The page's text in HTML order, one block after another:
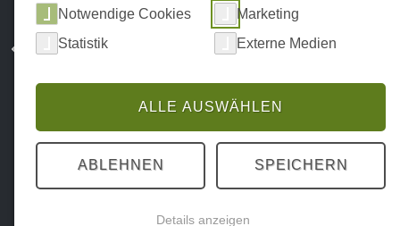
Notwendige Cookies
Marketing
Statistik
Externe Medien
ALLE AUSWÄHLEN
ABLEHNEN SPEICHERN
Details anzeigen